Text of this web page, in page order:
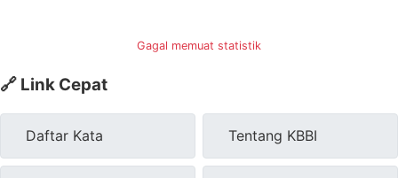
Gagal memuat statistik
🔗 Link Cepat
Daftar Kata Tentang KBBI